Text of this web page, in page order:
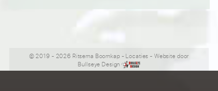
© 2019 - 2026 Ritsema Boomkap -Locaties - Website door
Bullseye Design